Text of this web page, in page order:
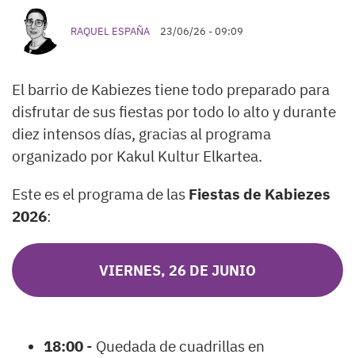
RAQUEL ESPAÑA 23/06/26 - 09:09
El barrio de Kabiezes tiene todo preparado para
disfrutar de sus fiestas por todo lo alto y durante
diez intensos días, gracias al programa
organizado por Kakul Kultur Elkartea.
Este es el programa de las Fiestas de Kabiezes
2026:
VIERNES, 26 DE JUNIO
18:00 - Quedada de cuadrillas en